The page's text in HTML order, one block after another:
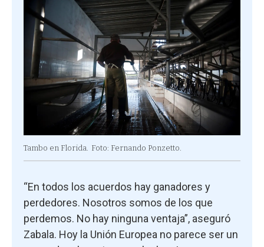
Tambo en Florida. Foto: Fernando Ponzetto.
“En todos los acuerdos hay ganadores y
perdedores. Nosotros somos de los que
perdemos. No hay ninguna ventaja”, aseguró
Zabala. Hoy la Unión Europea no parece ser un